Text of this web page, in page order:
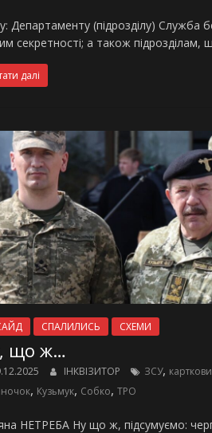
Департаменту (підрозділу) Служба
секретності; а також підрозділам,
далі
СПАЛИЛИСЬ СХЕМИ
що ж…
ІНКВІЗИТОР ЗСУ,
, Кузьмук, Собко, ТРО
НЕТРЕБА Ну що ж, підсумуємо: